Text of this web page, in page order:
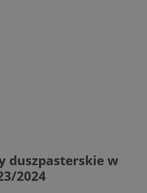
duszpasterskie w
2024